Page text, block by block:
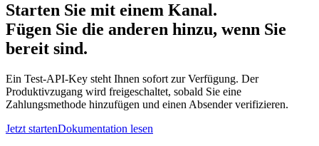
Starten Sie mit einem Kanal.
Fügen Sie die anderen hinzu, wenn Sie
bereit sind.
Ein Test-API-Key steht Ihnen sofort zur Verfügung. Der
Produktivzugang wird freigeschaltet, sobald Sie eine
Zahlungsmethode hinzufügen und einen Absender verifizieren.
Jetzt startenDokumentation lesen